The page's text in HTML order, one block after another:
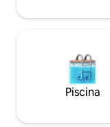
Piscina